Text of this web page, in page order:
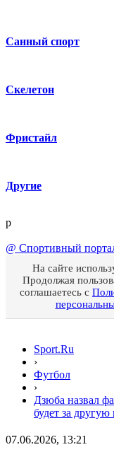
Санный спорт
Скелетон
Фристайл
Другие
p
@ Спортивный
На сайте
Продолжая
соглашаетесь с
Sport.Ru
›
Футбол
›
Дзюба назвал
будет за другую
07.06.2026, 13:21